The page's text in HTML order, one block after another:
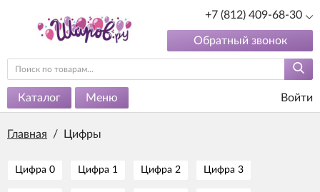
+7 (812) 409-68-30
Обратный звонок
Каталог Меню Войти
Главная / Цифры
Цифра 0 Цифра 1 Цифра 2 Цифра 3